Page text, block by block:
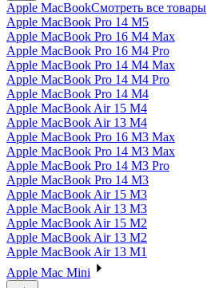
Apple MacBookСмотреть все товары
Apple MacBook Pro 14 M5
Apple MacBook Pro 16 M4 Max
Apple MacBook Pro 16 M4 Pro
Apple MacBook Pro 14 M4 Max
Apple MacBook Pro 14 M4 Pro
Apple MacBook Pro 14 M4
Apple MacBook Air 15 M4
Apple MacBook Air 13 M4
Apple MacBook Pro 16 M3 Max
Apple MacBook Pro 14 M3 Max
Apple MacBook Pro 14 M3 Pro
Apple MacBook Pro 14 M3
Apple MacBook Air 15 M3
Apple MacBook Air 13 M3
Apple MacBook Air 15 M2
Apple MacBook Air 13 M2
Apple MacBook Air 13 M1
Apple Mac Mini